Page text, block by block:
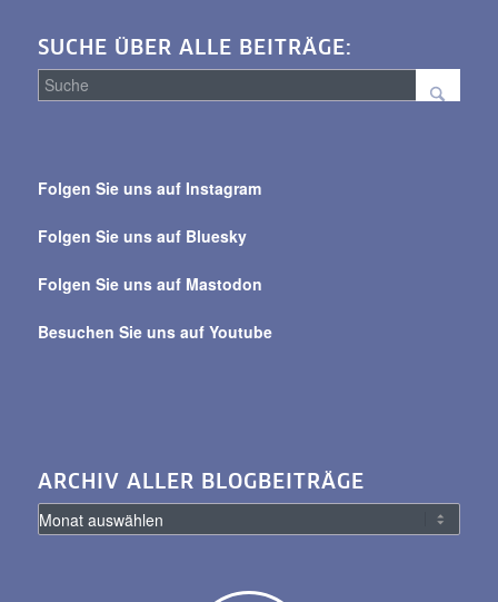
SUCHE ÜBER ALLE BEITRÄGE:
alle
Folgen Sie uns auf Instagram
Folgen Sie uns auf Bluesky
Folgen Sie uns auf Mastodon
Besuchen Sie uns auf Youtube
ARCHIV ALLER BLOGBEITRÄGE